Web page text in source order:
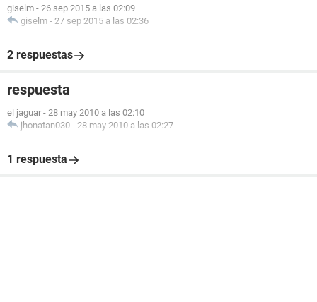
giselm - 26 sep 2015 a las 02:09
giselm - 27 sep 2015 a las 02:36
2 respuestas
respuesta
el jaguar - 28 may 2010 a las 02:10
jhonatan030 - 28 may 2010 a las 02:27
1 respuesta